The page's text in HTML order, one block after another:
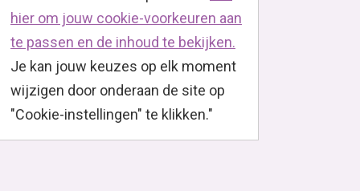
hier om jouw cookie-voorkeuren aan
te passen en de inhoud te bekijken.
Je kan jouw keuzes op elk moment
wijzigen door onderaan de site op
"Cookie-instellingen" te klikken."